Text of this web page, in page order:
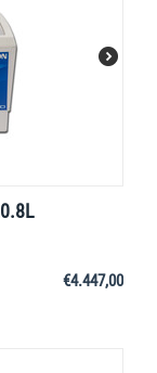
€4.447,00